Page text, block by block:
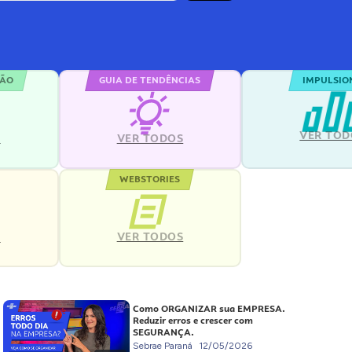
GUIA DE TENDÊNCIAS
VER TODOS VER
WEBSTORIES
VER TODOS
Como ORGANIZAR sua EMPRESA.
Reduzir erros e crescer com
SEGURANÇA.
Sebrae Paraná 12/05/2026